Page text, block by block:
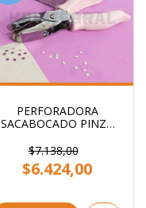
PERFORADORA
SACABOCADO PINZA
etiquetas
$7.138,00
$6.424,00